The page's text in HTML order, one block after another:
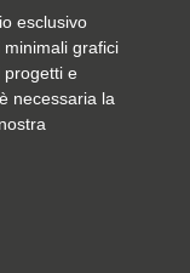
esclusivo
grafici
e
necessaria la